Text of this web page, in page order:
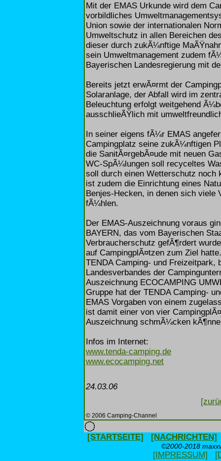
Mit der EMAS Urkunde wird dem
vorbildliches
Union sowie der internationalen
Umweltschutz in allen Bereichen
dieser durch zukÃ¼nftige
sein Umweltmanagement zudem
Bayerischen Landesregierung mit
Bereits jetzt erwÃ¤rmt der
Solaranlage, der Abfall wird im
Beleuchtung erfolgt weitgehend
ausschlieÃŸlich mit
In seiner eigens fÃ¼r EMAS
Campingplatz seine zukÃ¼nftigen
die SanitÃ¤rgebÃ¤ude mit neuen
WC-SpÃ¼lungen soll recyceltes
soll durch einen Wetterschutz
ist zudem die Einrichtung eines
Benjes-Hecken, in denen sich viele
fÃ¼hlen.
Der EMAS-Auszeichnung voraus
BAYERN, das vom Bayerischen
Verbraucherschutz gefÃ¶rdert
auf CampingplÃ¤tzen zum Ziel
TENDA Camping- und Freizeitpark,
Landesverbandes der
Auszeichnung ECOCAMPING
Gruppe hat der TENDA Camping-
EMAS Vorgaben von einem
ist damit einer von vier
Auszeichnung schmÃ¼cken
Infos im Internet:
www.tenda-camping.de
www.ecocamping.net
24.03.06
© 2006 Camping-Channel
[STARTSEITE] [NACHRICHTEN]
©2000-2018
[IMPRESSUM]